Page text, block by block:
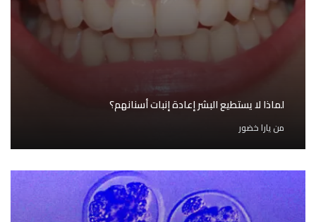
لماذا لا يستطيع البشر إعادة إنبات أسنانهم؟
منيارا خضور